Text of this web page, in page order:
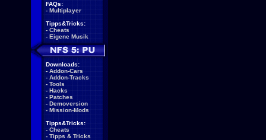
FAQs:
- Multiplayer
Tipps&Tricks:
- Cheats
- Eigene Musik
Downloads:
- Addon-Cars
- Addon-Tracks
- Tools
- Hacks
- Patches
- Demoversion
- Mission-Mods
Tipps&Tricks:
- Cheats
- Tipps & Tricks